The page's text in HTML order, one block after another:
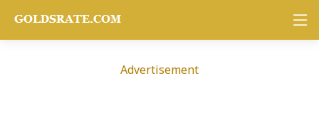
Advertisement